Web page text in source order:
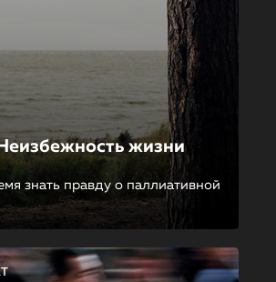
жизни
знать правду о паллиативной